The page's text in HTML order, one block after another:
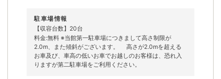
駐車場情報
【収容台数】20台
料金:無料 ※当館第一駐車場につきまして高さ制限が
2.0m、また傾斜がございます。 高さが2.0mを超える
お車及び、車高の低いお車でお越しのお客様は、恐れ入
りますが第二駐車場をご利用ください。